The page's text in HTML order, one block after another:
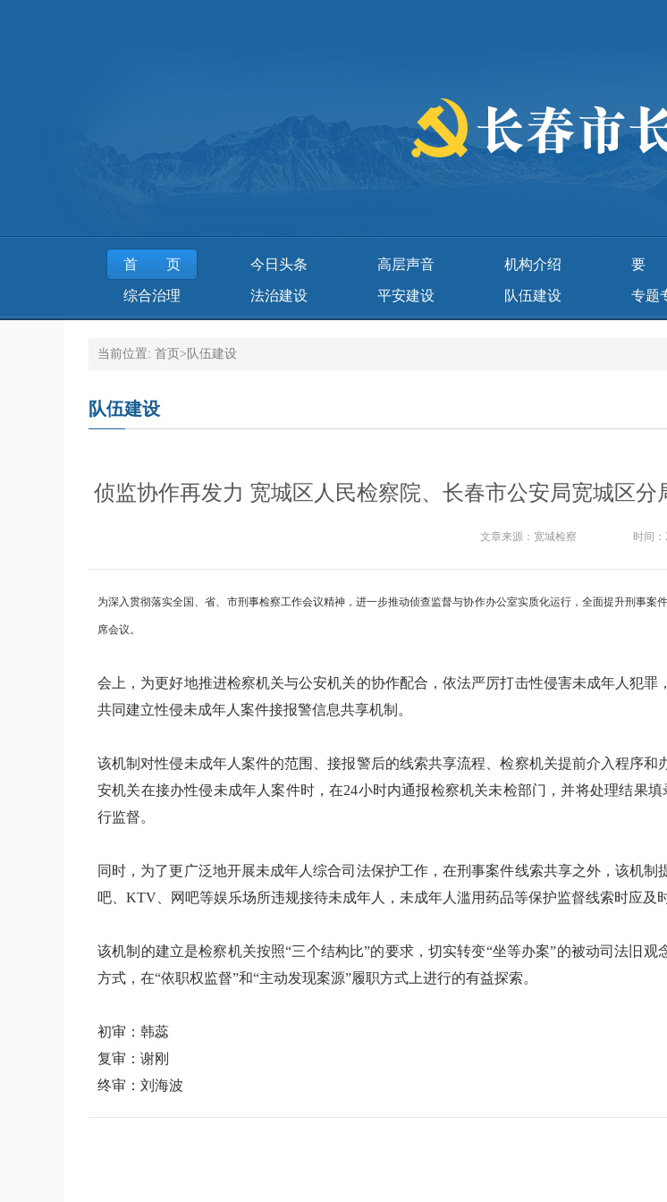
首页 今日头条 高层声音 机构介绍 要
综合治理 法治建设 平安建设 队伍建设 专题
当前位置: 首页 > 队伍建设
队伍建设
侦监协作再发力 宽城区人民检察院、长春市公安局宽城区
文章来源： 宽城检察 时间：
为深入贯彻落实全国、省、市刑事检察工作会议精神，进一步推动侦查监督与协作办公室实质化运行，全面提升刑事
席会议。
会上，为更好地推进检察机关与公安机关的协作配合，依法严厉打击性侵害未成年人犯
共同建立性侵未成年人案件接报警信息共享机制。
该机制对性侵未成年人案件的范围、接报警后的线索共享流程、检察机关提前介入程序
安机关在接办性侵未成年人案件时，在24小时内通报检察机关未检部门，并将处理结果
行监督。
同时，为了更广泛地开展未成年人综合司法保护工作，在刑事案件线索共享之外，该机
吧、KTV、网吧等娱乐场所违规接待未成年人，未成年人滥用药品等保护监督线索时应及
该机制的建立是检察机关按照“三个结构比”的要求，切实转变“坐等办案”的被动司法旧
方式，在“依职权监督”和“主动发现案源”履职方式上进行的有益探索。
初审：韩蕊
复审：谢刚
终审：刘海波